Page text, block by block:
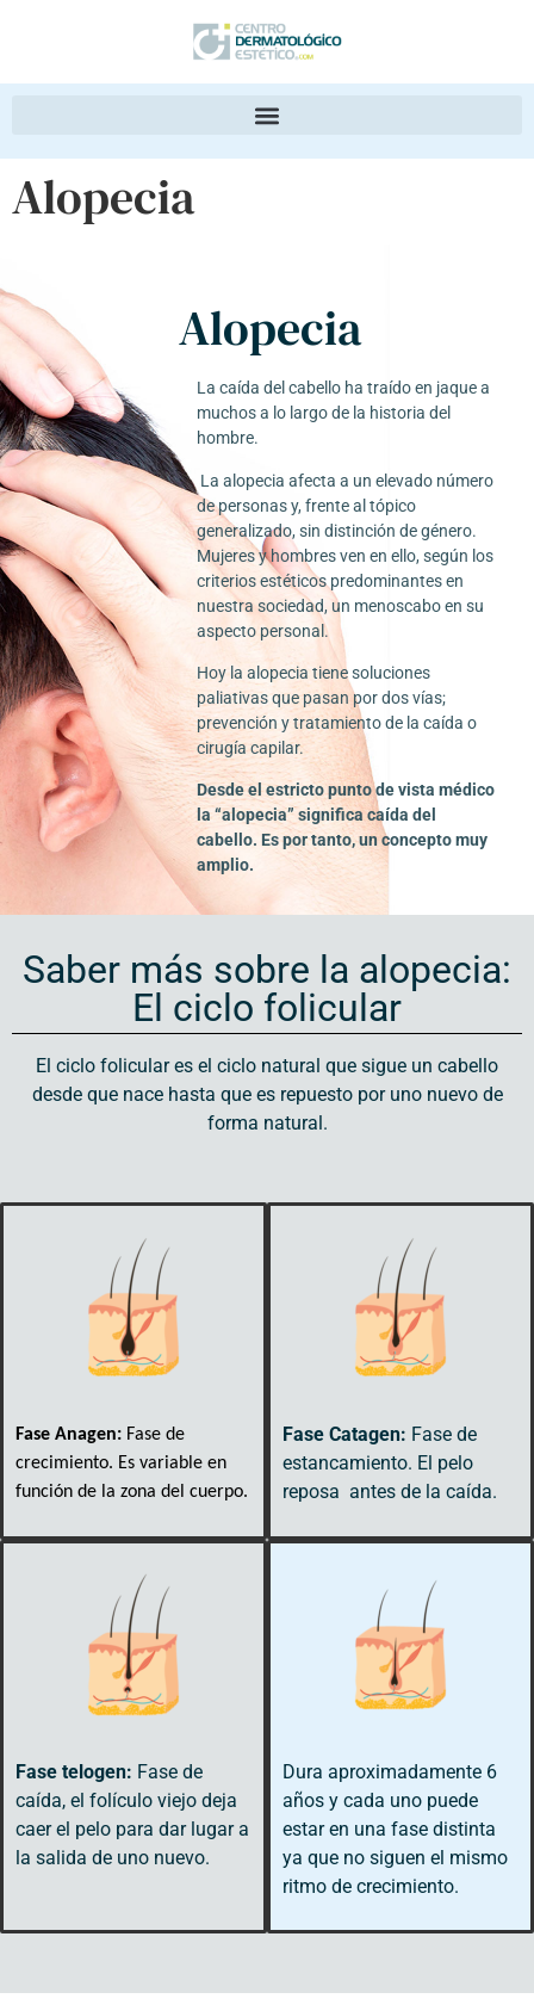
Alopecia
Alopecia
La caída del cabello ha traído en jaque a
muchos a lo largo de la historia del
hombre.
La alopecia afecta a un elevado número
de personas y, frente al tópico
generalizado, sin distinción de género.
Mujeres y hombres ven en ello, según los
criterios estéticos predominantes en
nuestra sociedad, un menoscabo en su
aspecto personal.
Hoy la alopecia tiene soluciones
paliativas que pasan por dos vías;
prevención y tratamiento de la caída o
cirugía capilar.
Desde el estricto punto de vista médico
la “alopecia” significa caída del
cabello. Es por tanto, un concepto muy
amplio.
Saber más sobre la alopecia:
El ciclo folicular
El ciclo folicular es el ciclo natural que sigue un cabello
desde que nace hasta que es repuesto por uno nuevo de
forma natural.
Fase Anagen: Fase de
crecimiento. Es variable en
función de la zona del cuerpo.
Fase Catagen: Fase de
estancamiento. El pelo
reposa antes de la caída.
Fase telogen: Fase de
caída, el folículo viejo deja
caer el pelo para dar lugar a
la salida de uno nuevo.
Dura aproximadamente 6
años y cada uno puede
estar en una fase distinta
ya que no siguen el mismo
ritmo de crecimiento.